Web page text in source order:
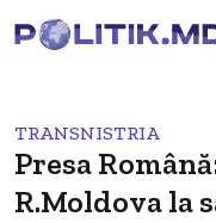
TRANSNISTRIA
Presa
R.Moldova la